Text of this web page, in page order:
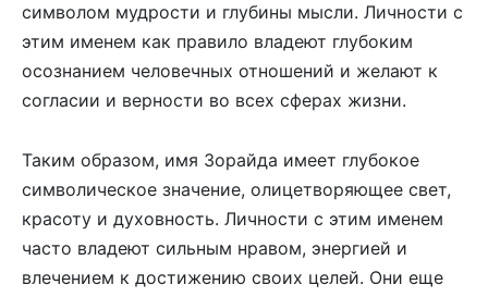
символом мудрости и глубины мысли. Личности с
этим именем как правило владеют глубоким
осознанием человечных отношений и желают к
согласии и верности во всех сферах жизни.
Таким образом, имя Зорайда имеет глубокое
символическое значение, олицетворяющее свет,
красоту и духовность. Личности с этим именем
часто владеют сильным нравом, энергией и
влечением к достижению своих целей. Они еще